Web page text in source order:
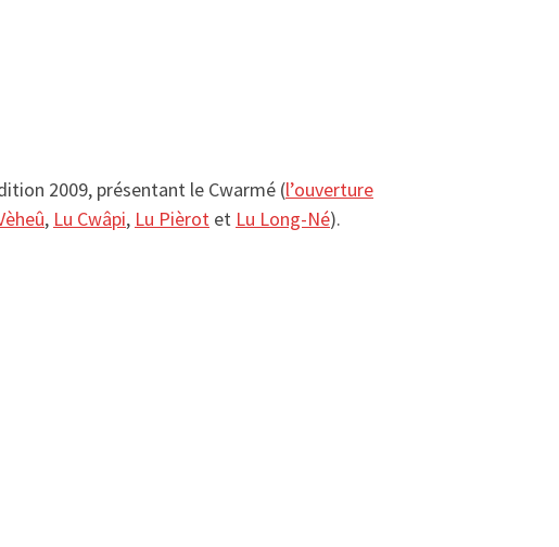
2009, présentant le Cwarmé (l’ouverture
, Lu Cwâpi, Lu Pièrot et Lu Long-Né).